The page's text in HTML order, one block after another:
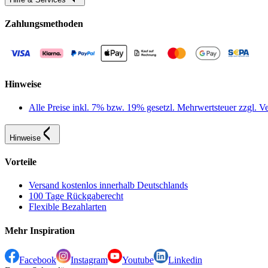
Zahlungsmethoden
Hinweise
Alle Preise inkl. 7% bzw. 19% gesetzl. Mehrwertsteuer zzgl.
Hinweise
Vorteile
Versand kostenlos innerhalb Deutschlands
100 Tage Rückgaberecht
Flexible Bezahlarten
Mehr Inspiration
Facebook Instagram Youtube
Linkedin